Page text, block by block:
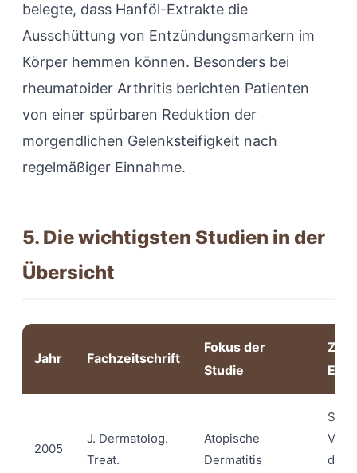
belegte, dass Hanföl-Extrakte die
Ausschüttung von Entzündungsmarkern im
Körper hemmen können. Besonders bei
rheumatoider Arthritis berichten Patienten
von einer spürbaren Reduktion der
morgendlichen Gelenksteifigkeit nach
regelmäßiger Einnahme.
5. Die wichtigsten Studien in der
Übersicht
Jahr Fachzeitschrift
Fokus der
Studie
2005
J. Dermatolog.
Treat.
Atopische
Dermatitis
der